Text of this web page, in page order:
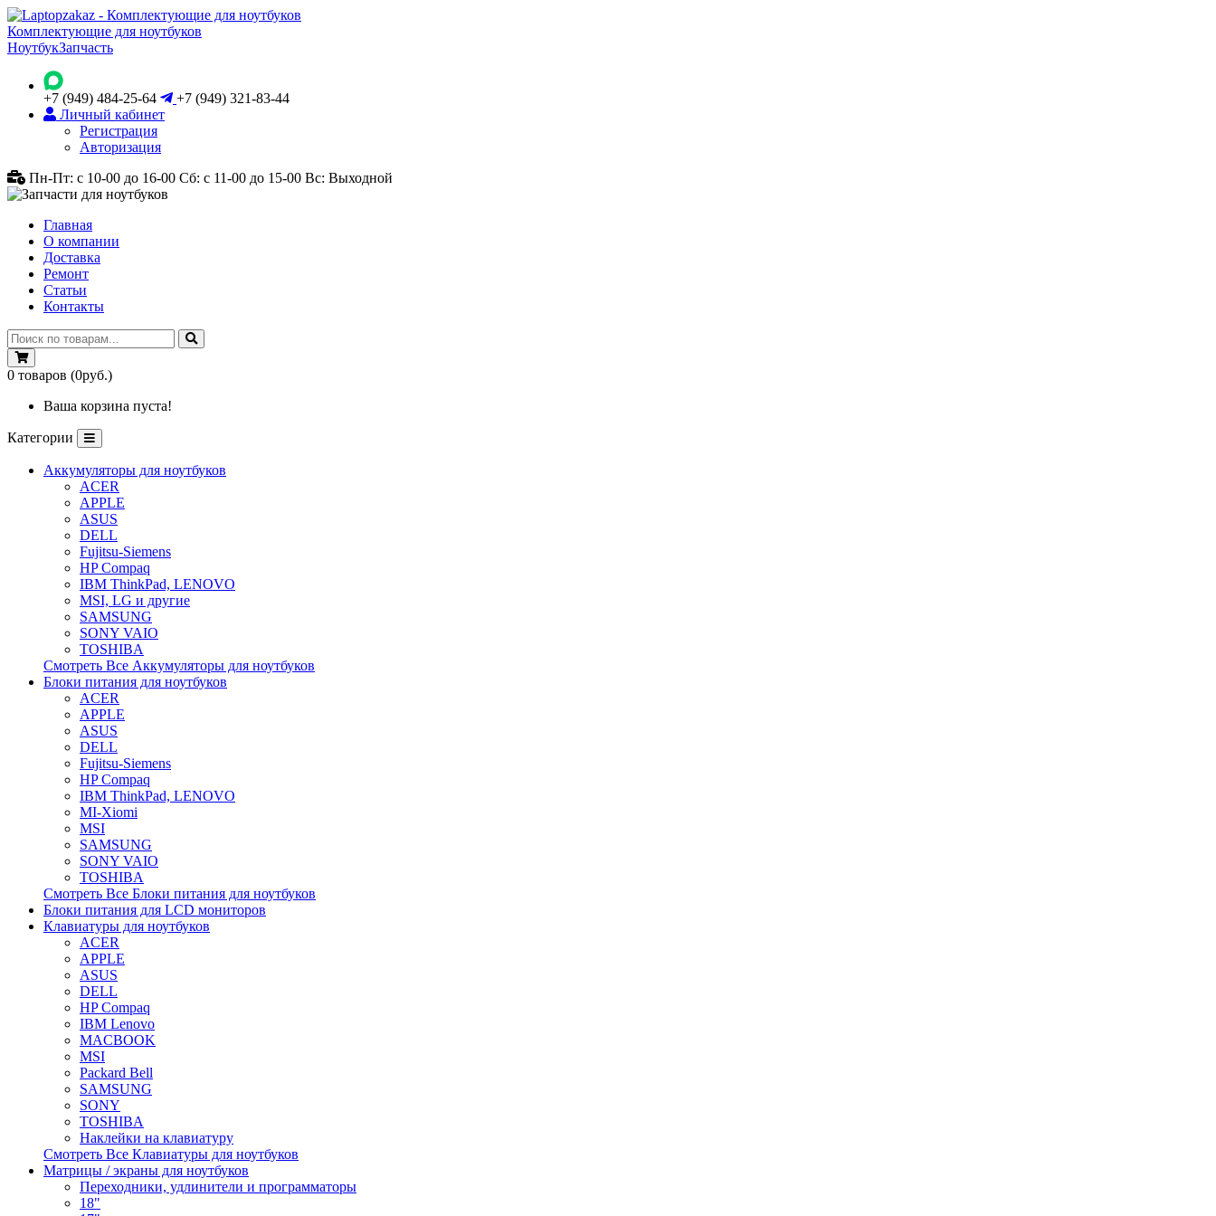
Комплектующие для ноутбуков
НоутбукЗапчасть
+7 (949) 484-25-64
+7 (949) 321-83-44
Личный кабинет
Регистрация
Авторизация
Пн-Пт: с 10-00 до 16-00 Сб: с 11-00 до 15-00 Вс: Выходной
Главная
О компании
Доставка
Ремонт
Статьи
Контакты
0 товаров (0руб.)
Ваша корзина пуста!
Категории
Аккумуляторы для ноутбуков
ACER
APPLE
ASUS
DELL
Fujitsu-Siemens
HP Compaq
IBM ThinkPad, LENOVO
MSI, LG и другие
SAMSUNG
SONY VAIO
TOSHIBA
Смотреть Все Аккумуляторы для ноутбуков
Блоки питания для ноутбуков
ACER
APPLE
ASUS
DELL
Fujitsu-Siemens
HP Compaq
IBM ThinkPad, LENOVO
MI-Xiomi
MSI
SAMSUNG
SONY VAIO
TOSHIBA
Смотреть Все Блоки питания для ноутбуков
Блоки питания для LCD мониторов
Клавиатуры для ноутбуков
ACER
APPLE
ASUS
DELL
HP Compaq
IBM Lenovo
MACBOOK
MSI
Packard Bell
SAMSUNG
SONY
TOSHIBA
Наклейки на клавиатуру
Смотреть Все Клавиатуры для ноутбуков
Матрицы / экраны для ноутбуков
Переходники, удлинители и программаторы
18"